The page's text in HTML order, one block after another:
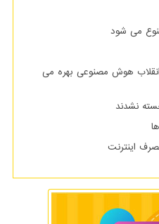
می شود
هوش مصنوعی بهره می
نشدند
اینترنت